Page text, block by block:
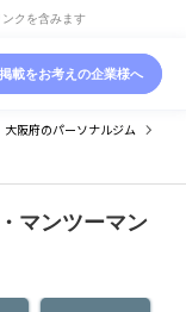
クを含みます
掲載をお考えの企業様へ
大阪府のパーソナルジム
マンツーマン